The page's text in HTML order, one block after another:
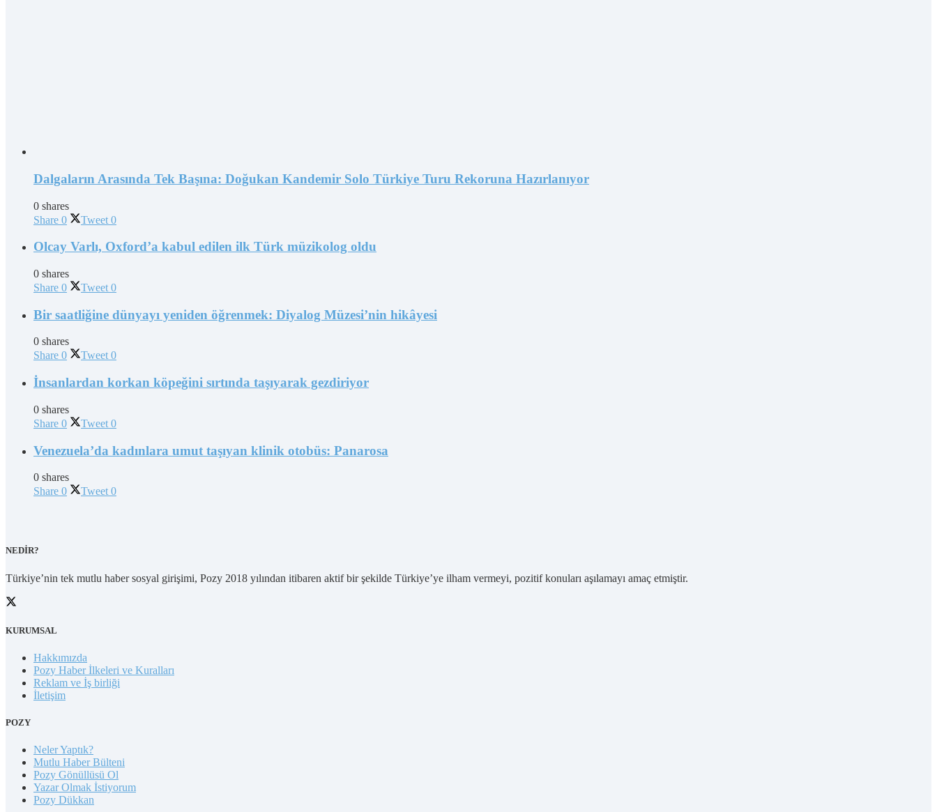
Dalgaların Arasında Tek Başına: Doğukan Kandemir Solo Türkiye Turu Rekoruna Hazırlanıyor
0 shares
Share 0 Tweet 0
Olcay Varlı, Oxford’a kabul edilen ilk Türk müzikolog oldu
0 shares
Share 0 Tweet 0
Bir saatliğine dünyayı yeniden öğrenmek: Diyalog Müzesi’nin hikâyesi
0 shares
Share 0 Tweet 0
İnsanlardan korkan köpeğini sırtında taşıyarak gezdiriyor
0 shares
Share 0 Tweet 0
Venezuela’da kadınlara umut taşıyan klinik otobüs: Panarosa
0 shares
Share 0 Tweet 0
NEDİR?
Türkiye’nin tek mutlu haber sosyal girişimi, Pozy 2018 yılından itibaren aktif bir şekilde Türkiye’ye ilham vermeyi, pozitif konuları aşılamayı amaç etmiştir.
KURUMSAL
Hakkımızda
Pozy Haber İlkeleri ve Kuralları
Reklam ve İş birliği
İletişim
POZY
Neler Yaptık?
Mutlu Haber Bülteni
Pozy Gönüllüsü Ol
Yazar Olmak İstiyorum
Pozy Dükkan